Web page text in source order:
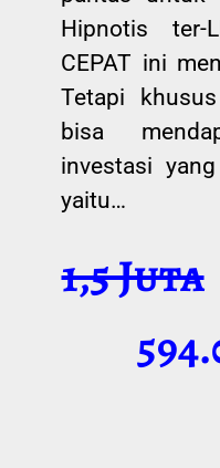
Hipnotis ter-
CEPAT ini
Tetapi
bisa
investasi
yaitu…
1,5 Juta